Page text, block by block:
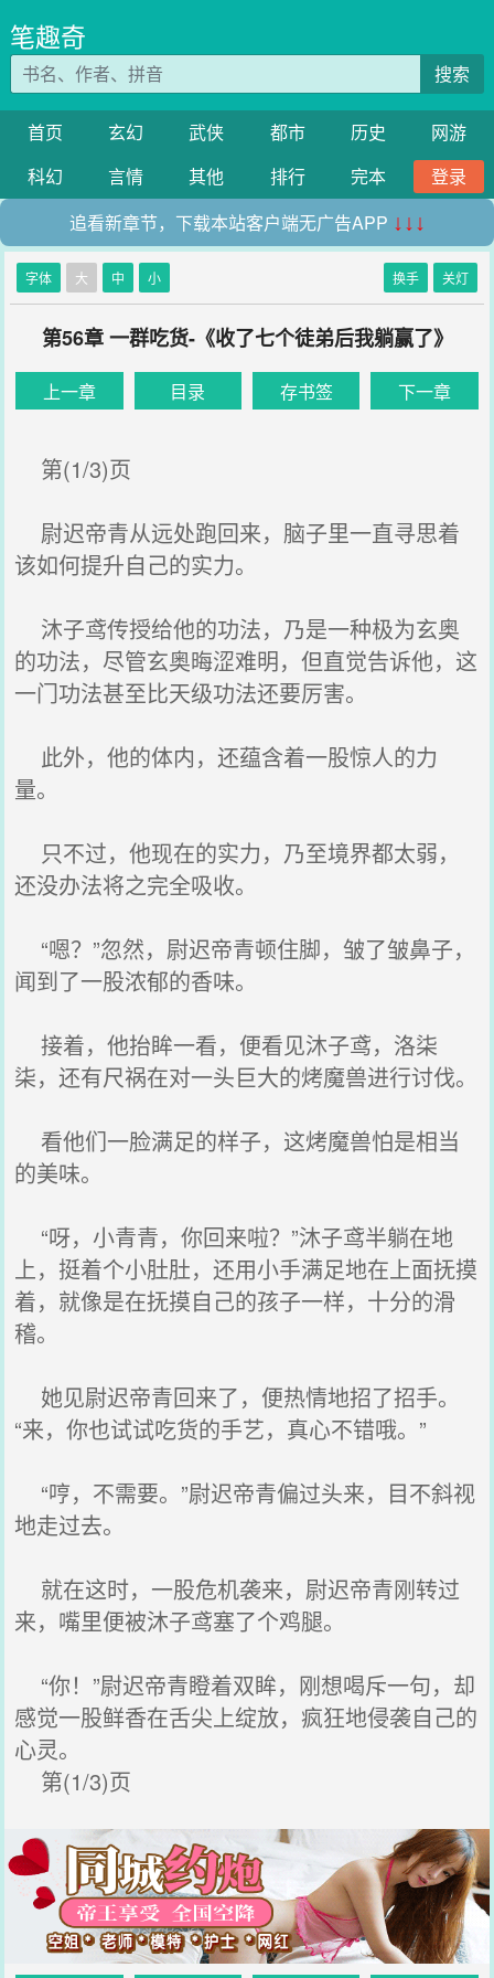
笔趣奇
搜索
首页 玄幻 武侠 都市 历史
网游
科幻
言情 其他 排行 完本
登录
追看新章节，下载本站客户端无广告APP ↓↓↓
字体 大 中 小 换手 关灯
第56章 一群吃货-《收了七个徒弟后我躺赢了》
上一章 目录 存书签 下一章
第(1/3)页
尉迟帝青从远处跑回来，脑子里一直寻思着
该如何提升自己的实力。
沐子鸢传授给他的功法，乃是一种极为玄奥
的功法，尽管玄奥晦涩难明，但直觉告诉他，这
一门功法甚至比天级功法还要厉害。
此外，他的体内，还蕴含着一股惊人的力
量。
只不过，他现在的实力，乃至境界都太弱，
还没办法将之完全吸收。
“嗯？”忽然，尉迟帝青顿住脚，皱了皱鼻子，
闻到了一股浓郁的香味。
接着，他抬眸一看，便看见沐子鸢，洛柒
柒，还有尺祸在对一头巨大的烤魔兽进行讨伐。
看他们一脸满足的样子，这烤魔兽怕是相当
的美味。
“呀，小青青，你回来啦？”沐子鸢半躺在地
上，挺着个小肚肚，还用小手满足地在上面抚摸
着，就像是在抚摸自己的孩子一样，十分的滑
稽。
她见尉迟帝青回来了，便热情地招了招手。
“来，你也试试吃货的手艺，真心不错哦。”
“哼，不需要。”尉迟帝青偏过头来，目不斜视
地走过去。
就在这时，一股危机袭来，尉迟帝青刚转过
来，嘴里便被沐子鸢塞了个鸡腿。
“你！”尉迟帝青瞪着双眸，刚想喝斥一句，却
感觉一股鲜香在舌尖上绽放，疯狂地侵袭自己的
心灵。
第(1/3)页